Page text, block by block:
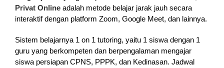
Privat Onlineadalah metode belajar jarak jauh secara
interaktif dengan platform Zoom, Google Meet, dan lainnya.
Sistem belajarnya 1 on 1 tutoring, yaitu 1 siswa dengan 1
guru yang berkompeten dan berpengalaman mengajar
siswa persiapan CPNS, PPPK, dan Kedinasan. Jadwal